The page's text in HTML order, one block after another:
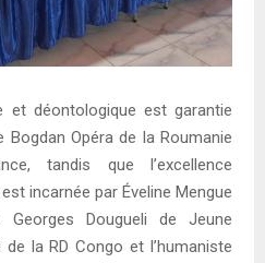
et déontologique est garantie
Opéra de la Roumanie
tandis que l’excellence
incarnée par Éveline Mengue
Dougueli de Jeune
la RD Congo et l’humaniste